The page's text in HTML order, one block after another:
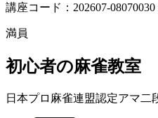
講座コード：202607-
満員
初心者の麻雀教室
日本プロ麻雀連盟認定アマ二